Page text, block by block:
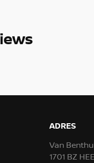
ADRES
Van
1701 BZ